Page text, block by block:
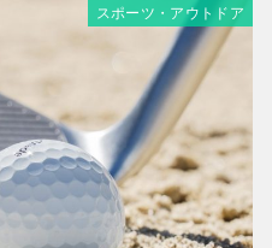
スポーツ・アウトドア